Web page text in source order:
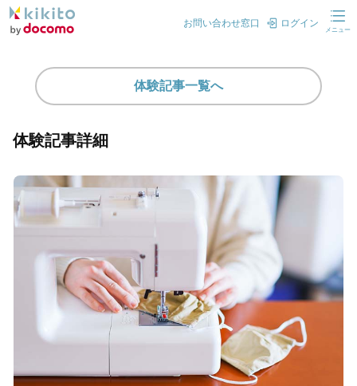
お問い合わせ窓口 ログイン
メニュー
体験記事一覧へ
体験記事詳細